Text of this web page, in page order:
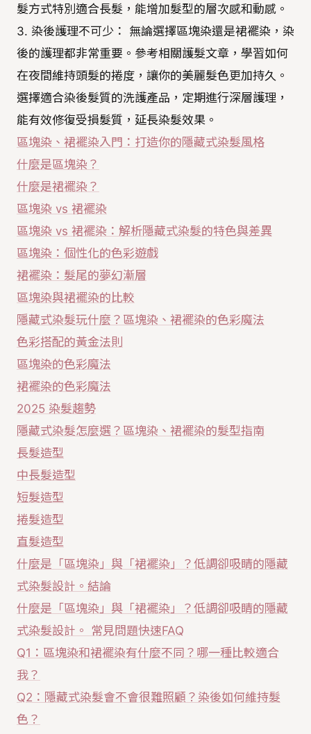
髮方式特別適合長髮，能增加髮型的層次感和動感。
3. 染後護理不可少： 無論選擇區塊染還是裙襬染，染
後的護理都非常重要。參考相關護髮文章，學習如何
在夜間維持頭髮的捲度，讓你的美麗髮色更加持久。
選擇適合染後髮質的洗護產品，定期進行深層護理，
能有效修復受損髮質，延長染髮效果。
區塊染、裙襬染入門：打造你的隱藏式染髮風格
什麼是區塊染？
什麼是裙襬染？
區塊染 vs 裙襬染
區塊染 vs 裙襬染：解析隱藏式染髮的特色與差異
區塊染：個性化的色彩遊戲
裙襬染：髮尾的夢幻漸層
區塊染與裙襬染的比較
隱藏式染髮玩什麼？區塊染、裙襬染的色彩魔法
色彩搭配的黃金法則
區塊染的色彩魔法
裙襬染的色彩魔法
2025 染髮趨勢
隱藏式染髮怎麼選？區塊染、裙襬染的髮型指南
長髮造型
中長髮造型
短髮造型
捲髮造型
直髮造型
什麼是「區塊染」與「裙襬染」？低調卻吸睛的隱藏
式染髮設計。結論
什麼是「區塊染」與「裙襬染」？低調卻吸睛的隱藏
式染髮設計。 常見問題快速FAQ
Q1：區塊染和裙襬染有什麼不同？哪一種比較適合
我？
Q2：隱藏式染髮會不會很難照顧？染後如何維持髮
色？